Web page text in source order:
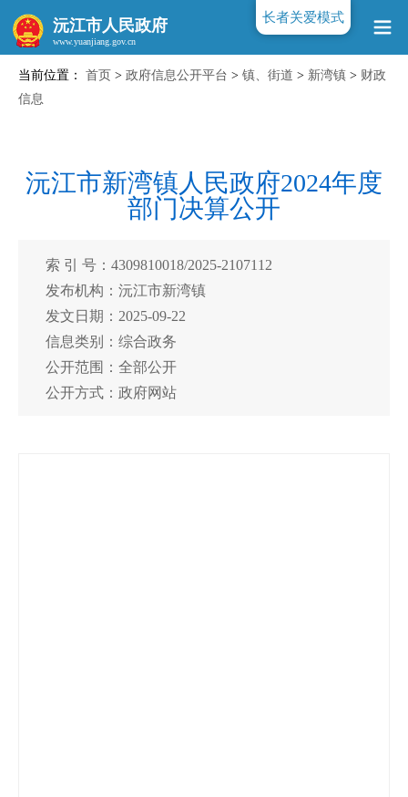
沅江市人民政府
当前位置： 首页 > 政府信息公开平台 > 镇、街道 > 新湾镇 > 财政
信息
沅江市新湾镇人民政府2024年度
部门决算公开
索 引 号：4309810018/2025-2107112
发布机构：沅江市新湾镇
发文日期：2025-09-22
信息类别：综合政务
公开范围：全部公开
公开方式：政府网站
长者关爱模式